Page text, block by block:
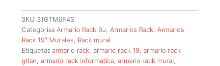
SKU 31GTM6F4S
Categorías Armario Rack 6u Armarios Rack Armarios
Rack 19” Murales
Rack mural
Etiquetas armario rack ,armario rack 19 ,armario rack
gtlan ,armario rack informática ,armario rack mural